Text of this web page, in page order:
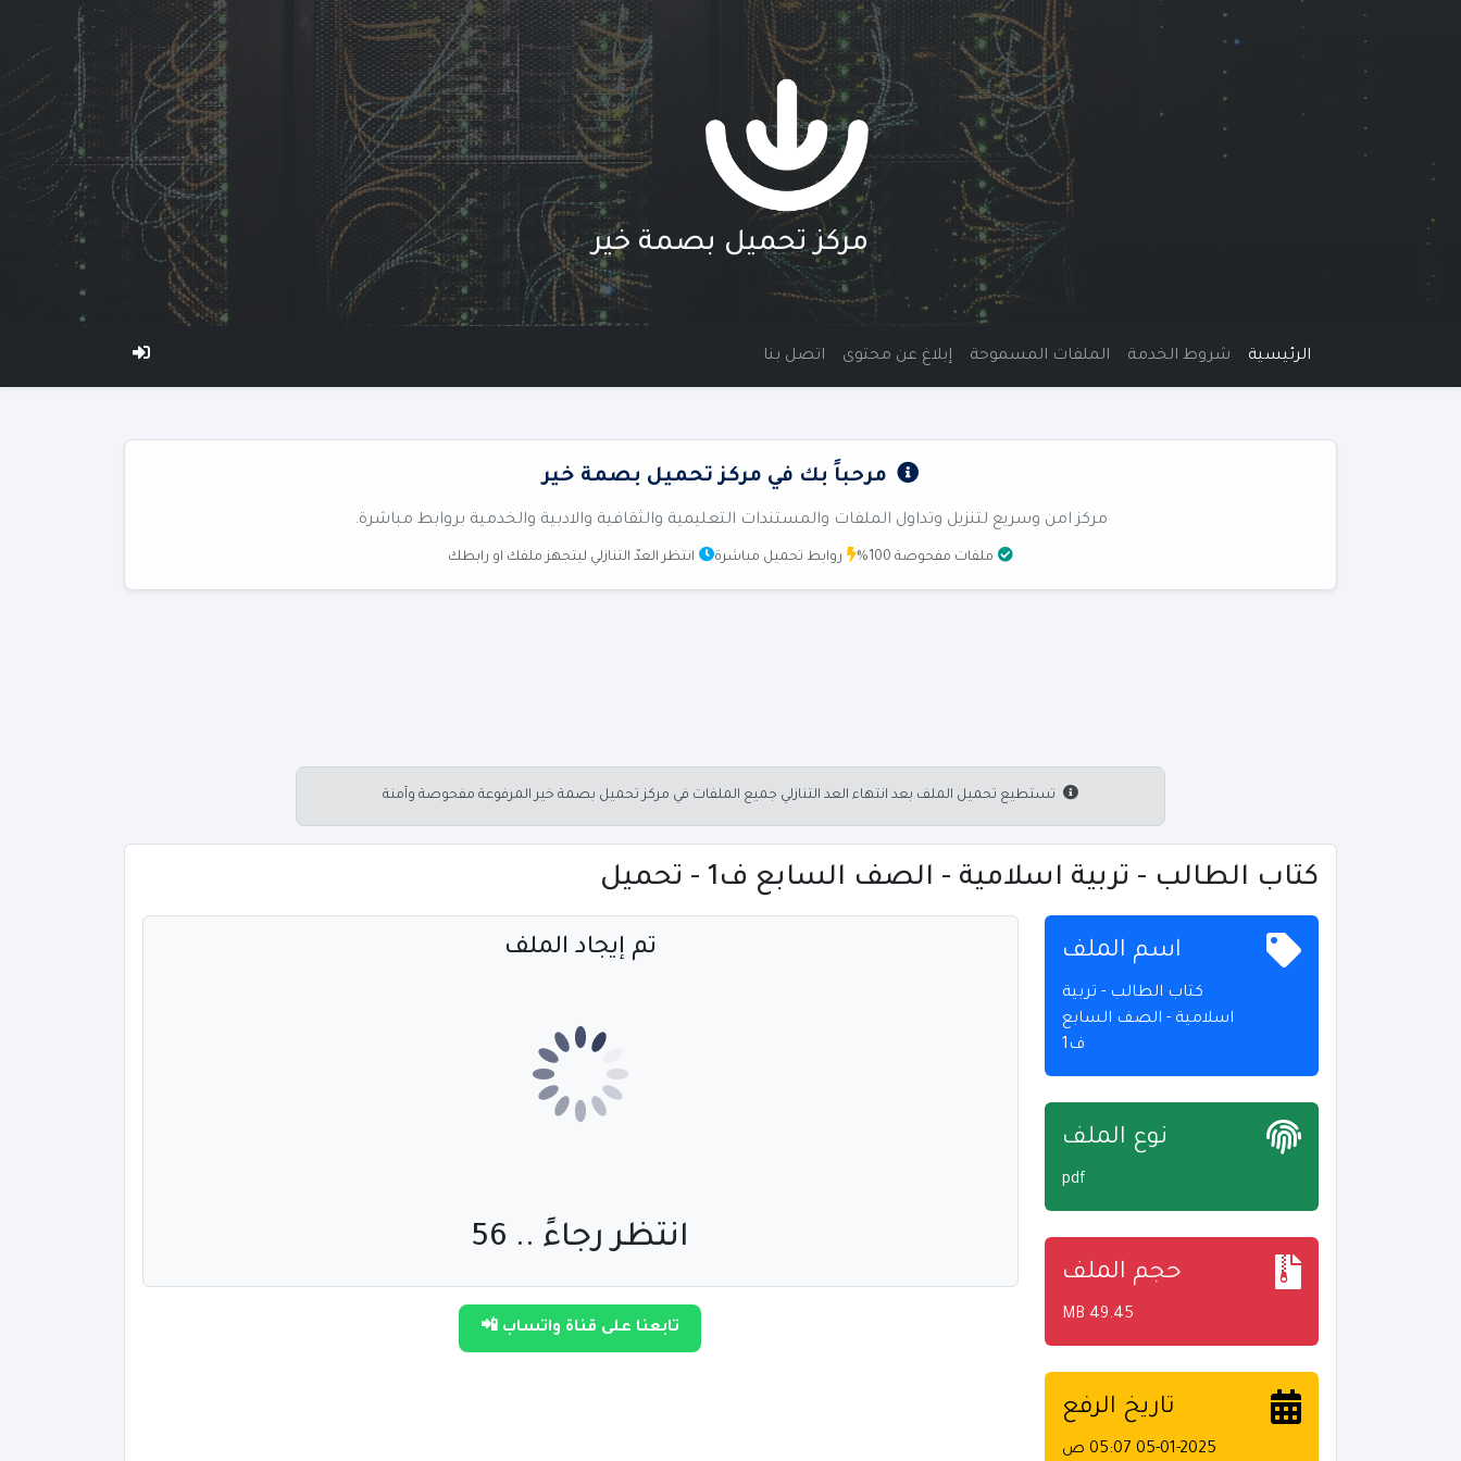
مركز تحميل بصمة خير
الرئيسية شروط الخدمة الملفات المسموحة إبلاغ عن محتوى اتصل بنا
مرحباً بك في مركز تحميل بصمة خير
مركز امن وسريع لتنزيل وتداول الملفات والمستندات التعليمية والثقافية والادبية والخدمية بروابط مباشرة.
ملفات مفحوصة 100% روابط تحميل مباشرة انتظر العدّ التنازلي ليتجهز ملفك او رابطك
تستطيع تحميل الملف بعد انتهاء العد التنازلي جميع الملفات في مركز تحميل بصمة خير المرفوعة مفحوصة وآمنة
كتاب الطالب - تربية اسلامية - الصف السابع ف1 - تحميل
اسم الملف
كتاب الطالب - تربية
اسلامية - الصف السابع
ف1
نوع الملف
pdf
حجم الملف
49.45 MB
تاريخ الرفع
05-01-2025 05:07 ص
تم إيجاد الملف
انتظر رجاءً .. 55
تابعنا على قناة واتساب 📲